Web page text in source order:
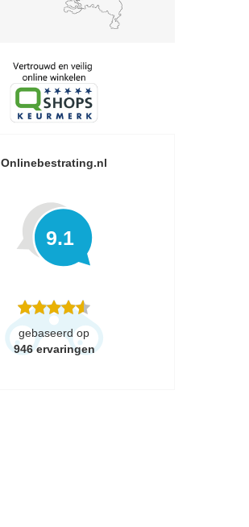
Onlinebestrating.nl
9.1
gebaseerd op
946 ervaringen